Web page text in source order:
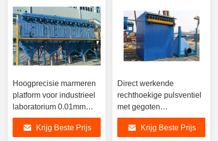
G3/4
Hoogprecisie marmeren
platform voor industrieel
laboratorium 0.01mm
nauwkeurigheid
Krijg Beste Prijs
Direct werkende
rechthoekige pulsventiel
met gegoten
aluminiumbodem DMF-
Z-20 AC220V/DC24V
Krijg Beste Prijs